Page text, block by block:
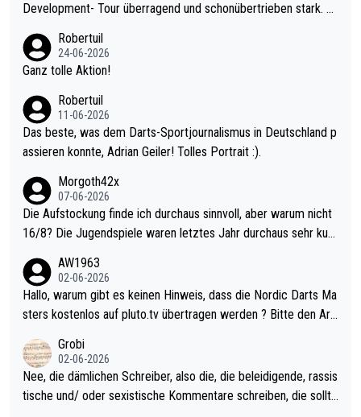
Development- Tour überragend und schonübertrieben stark. U
mal 40+ erst recht. Da gewinnst keinen Blumentopf - ist ja noc
h krasser wie ein Pokalspiel eines Kreisligisten vs einem Bund
Robertuil
24-06-2026
Ganz tolle Aktion!
Robertuil
11-06-2026
Das beste, was dem Darts-Sportjournalismus in Deutschland p
assieren konnte, Adrian Geiler! Tolles Portrait :).
Morgoth42x
07-06-2026
Die Aufstockung finde ich durchaus sinnvoll, aber warum nicht
16/8? Die Jugendspiele waren letztes Jahr durchaus sehr kurz
Allerdings ist Mitchell Lawrie als Nummer 1 der Welt eh qualifi
ziert. Somit ändert die automatische Qualifikation des Weltmei
sters erstmal nichts. Ich denke sie wollen damit für nächstes J
ohl wenig WDF Turniere spielen. Dies war bei Archie Self letzt
es Jahr der Fall. Er musste als amtierender Weltmeister durch
den Qualifier und ich glaube kaum, dass Mitchel sich das (in Ve
AW1963
02-06-2026
Hallo, warum gibt es keinen Hinweis, dass die Nordic Darts Ma
sters kostenlos auf pluto.tv übertragen werden ? Bitte den Arti
Grobi
02-06-2026
Nee, die dämlichen Schreiber, also die, die beleidigende, rassis
tische und/ oder sexistische Kommentare schreiben, die sollte